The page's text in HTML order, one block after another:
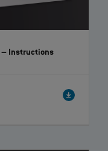
– Instructions